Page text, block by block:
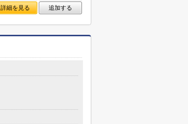
詳細を見る 追加する